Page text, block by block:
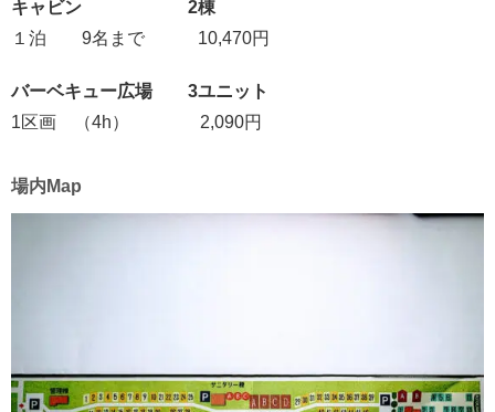
キャビン 2棟
１泊 9名まで 10,470円
バーベキュー広場 3ユニット
1区画 （4h） 2,090円
場内Map